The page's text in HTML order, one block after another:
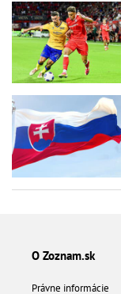
O Zoznam.sk
Právne informácie